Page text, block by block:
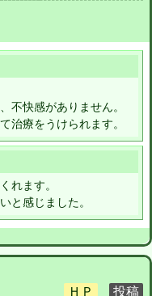
不快感がありません。
治療をうけられます。
れます。
と感じました。